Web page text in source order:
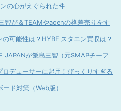
の心がえぐられた件
智が＆TEAMやaoenの格差売りをす
可能性は？HYBE スタエン買収は？
JAPANが飯島三智（元SMAPチーフ
デューサーに起用！びっくりすぎる
ド対策（Web版）